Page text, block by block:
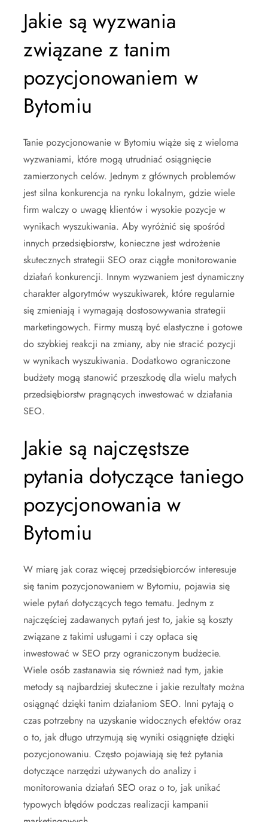
Jakie są wyzwania
związane z tanim
pozycjonowaniem w
Bytomiu
Tanie pozycjonowanie w Bytomiu wiąże się z wieloma
wyzwaniami, które mogą utrudniać osiągnięcie
zamierzonych celów. Jednym z głównych problemów
jest silna konkurencja na rynku lokalnym, gdzie wiele
firm walczy o uwagę klientów i wysokie pozycje w
wynikach wyszukiwania. Aby wyróżnić się spośród
innych przedsiębiorstw, konieczne jest wdrożenie
skutecznych strategii SEO oraz ciągłe monitorowanie
działań konkurencji. Innym wyzwaniem jest dynamiczny
charakter algorytmów wyszukiwarek, które regularnie
się zmieniają i wymagają dostosowywania strategii
marketingowych. Firmy muszą być elastyczne i gotowe
do szybkiej reakcji na zmiany, aby nie stracić pozycji
w wynikach wyszukiwania. Dodatkowo ograniczone
budżety mogą stanowić przeszkodę dla wielu małych
przedsiębiorstw pragnących inwestować w działania
SEO.
Jakie są najczęstsze
pytania dotyczące taniego
pozycjonowania w
Bytomiu
W miarę jak coraz więcej przedsiębiorców interesuje
się tanim pozycjonowaniem w Bytomiu, pojawia się
wiele pytań dotyczących tego tematu. Jednym z
najczęściej zadawanych pytań jest to, jakie są koszty
związane z takimi usługami i czy opłaca się
inwestować w SEO przy ograniczonym budżecie.
Wiele osób zastanawia się również nad tym, jakie
metody są najbardziej skuteczne i jakie rezultaty można
osiągnąć dzięki tanim działaniom SEO. Inni pytają o
czas potrzebny na uzyskanie widocznych efektów oraz
o to, jak długo utrzymują się wyniki osiągnięte dzięki
pozycjonowaniu. Często pojawiają się też pytania
dotyczące narzędzi używanych do analizy i
monitorowania działań SEO oraz o to, jak unikać
typowych błędów podczas realizacji kampanii